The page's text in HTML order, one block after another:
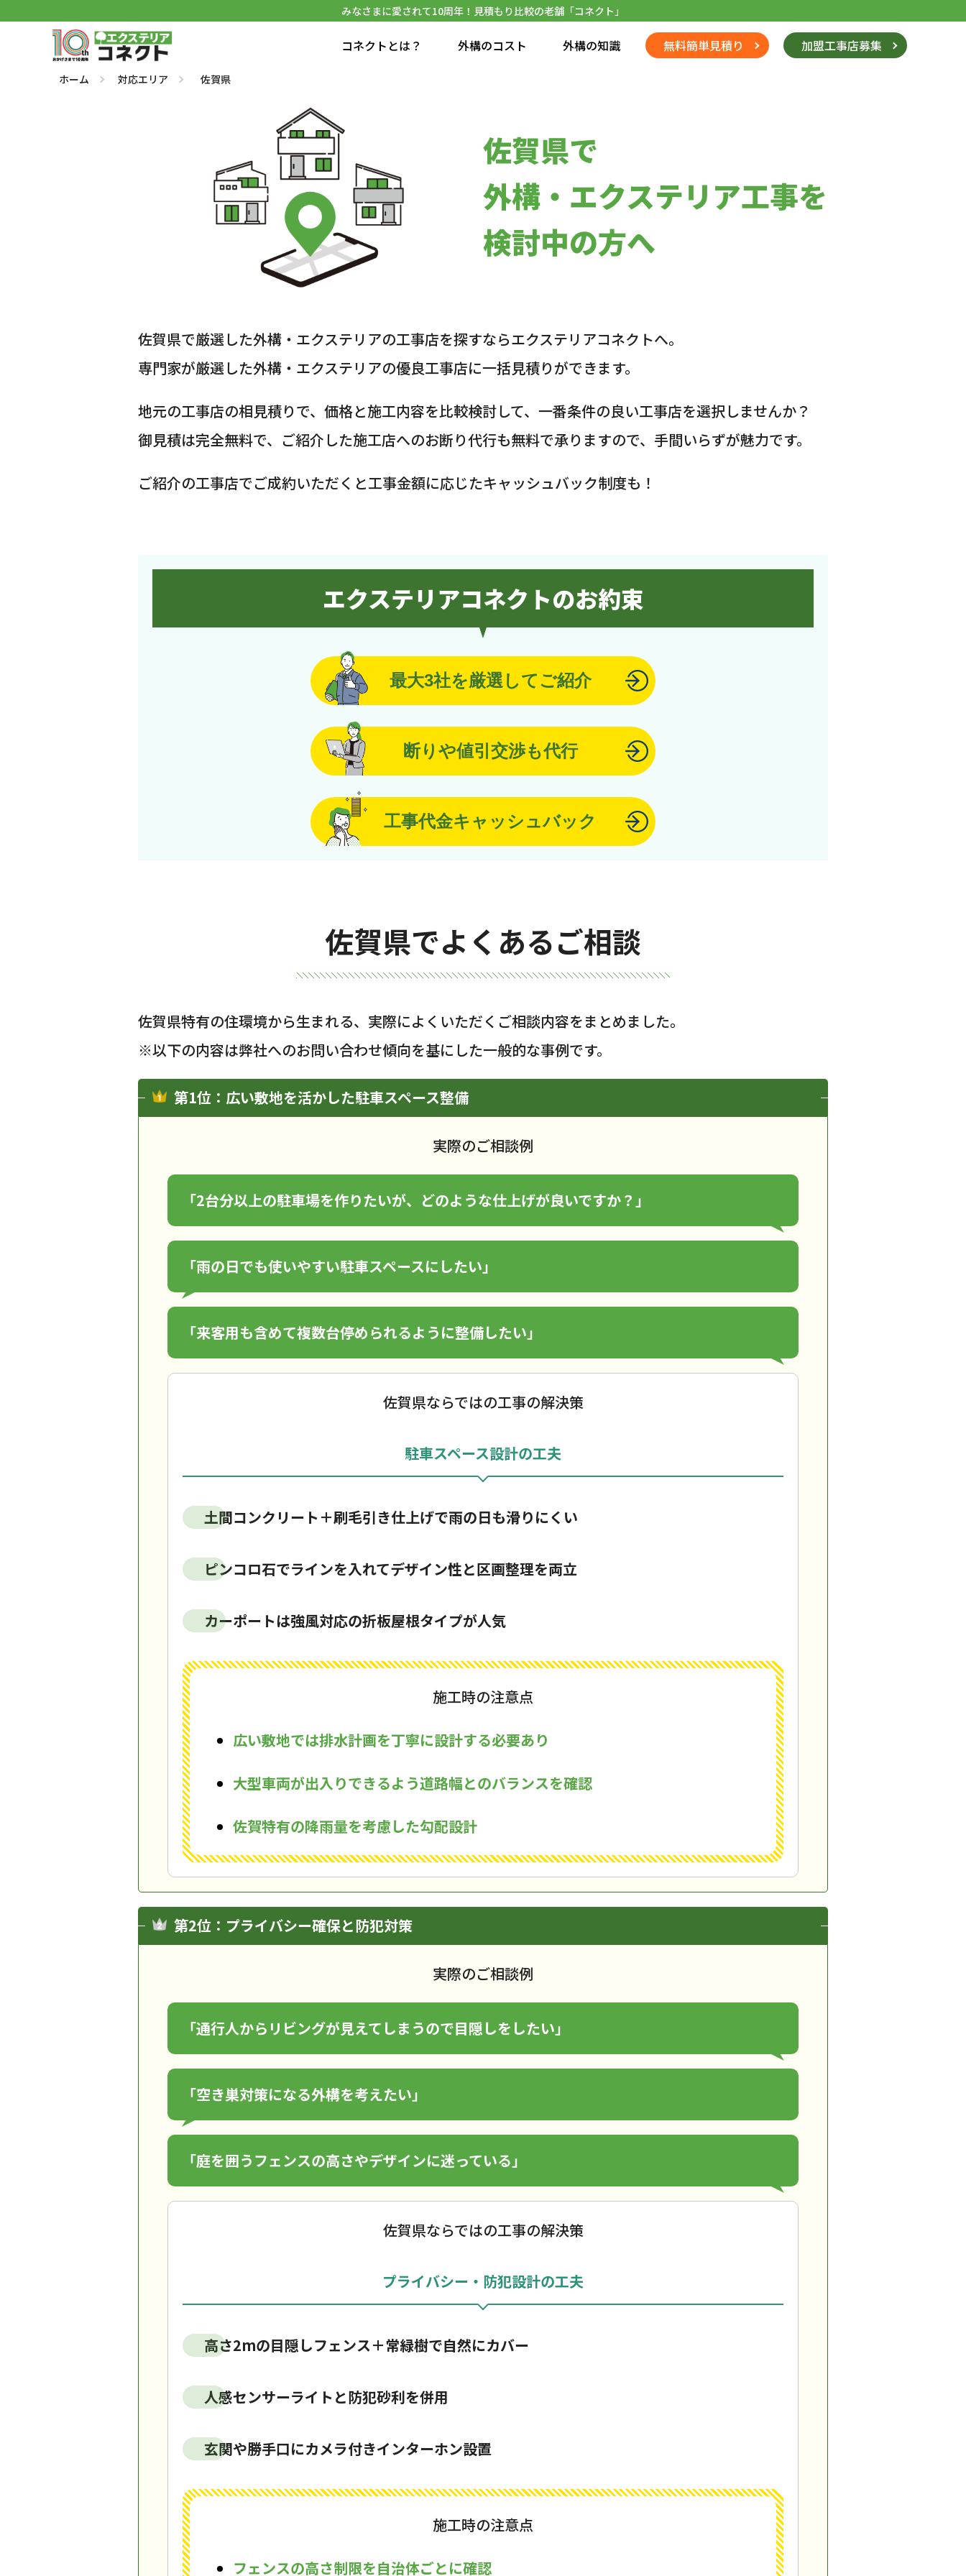
みなさまに愛されて10周年！見積もり比較の老舗「コネクト」
コネクトとは？ 外構のコスト 外構の知識 無料簡単見積り 加盟工事店募集
ホーム 対応エリア 佐賀県
佐賀県で
外構・エクステリア工事を
検討中の方へ
佐賀県で厳選した外構・エクステリアの工事店を探すならエクステリアコネクトへ。
専門家が厳選した外構・エクステリアの優良工事店に一括見積りができます。
地元の工事店の相見積りで、価格と施工内容を比較検討して、一番条件の良い工事店を選択しませんか？
御見積は完全無料で、ご紹介した施工店へのお断り代行も無料で承りますので、手間いらずが魅力です。
ご紹介の工事店でご成約いただくと工事金額に応じたキャッシュバック制度も！
エクステリアコネクトのお約束
最大3社を厳選してご紹介
断りや値引交渉も代行
工事代金キャッシュバック
佐賀県でよくあるご相談
佐賀県特有の住環境から生まれる、実際によくいただくご相談内容をまとめました。
※以下の内容は弊社へのお問い合わせ傾向を基にした一般的な事例です。
第1位：広い敷地を活かした駐車スペース整備
実際のご相談例
「2台分以上の駐車場を作りたいが、どのような仕上げが良いですか？」
「雨の日でも使いやすい駐車スペースにしたい」
「来客用も含めて複数台停められるように整備したい」
佐賀県ならではの工事の解決策
駐車スペース設計の工夫
土間コンクリート＋刷毛引き仕上げで雨の日も滑りにくい
ピンコロ石でラインを入れてデザイン性と区画整理を両立
カーポートは強風対応の折板屋根タイプが人気
施工時の注意点
広い敷地では排水計画を丁寧に設計する必要あり
大型車両が出入りできるよう道路幅とのバランスを確認
佐賀特有の降雨量を考慮した勾配設計
第2位：プライバシー確保と防犯対策
実際のご相談例
「通行人からリビングが見えてしまうので目隠しをしたい」
「空き巣対策になる外構を考えたい」
「庭を囲うフェンスの高さやデザインに迷っている」
佐賀県ならではの工事の解決策
プライバシー・防犯設計の工夫
高さ2mの目隠しフェンス＋常緑樹で自然にカバー
人感センサーライトと防犯砂利を併用
玄関や勝手口にカメラ付きインターホン設置
施工時の注意点
フェンスの高さ制限を自治体ごとに確認